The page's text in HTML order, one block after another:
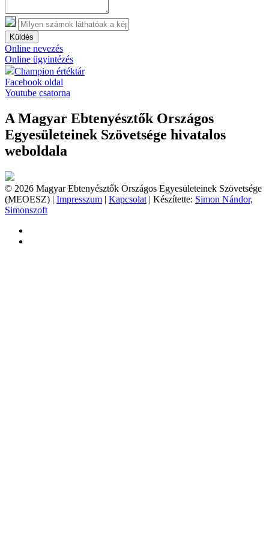
Küldés
Online nevezés
Online ügyintézés
Champion értéktár
Facebook oldal
Youtube csatorna
A Magyar Ebtenyésztők Országos
Egyesületeinek Szövetsége hivatalos
weboldala
© 2026 Magyar Ebtenyésztők Országos Egyesületeinek Szövetsége
(MEOESZ) | Impresszum | Kapcsolat | Készítette: Simon Nándor,
Simonszoft